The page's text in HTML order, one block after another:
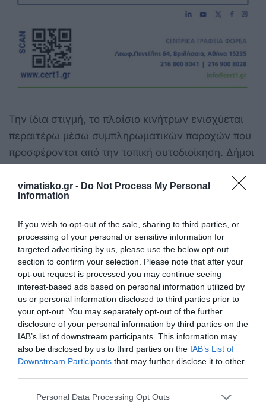
vimatisko.gr - Do Not Process My Personal
Information
If you wish to opt-out of the sale, sharing to third parties, or
processing of your personal or sensitive information for
targeted advertising by us, please use the below opt-out
section to confirm your selection. Please note that after your
opt-out request is processed you may continue seeing
interest-based ads based on personal information utilized by
us or personal information disclosed to third parties prior to
your opt-out. You may separately opt-out of the further
disclosure of your personal information by third parties on the
IAB’s list of downstream participants. This information may
also be disclosed by us to third parties on the IAB’s List of
Downstream Participants that may further disclose it to other
Personal Data Processing Opt Outs
Την ίδια στιγμή, το πλαίσιο κινήτρων ενισχύεται
περαιτέρω μέσω συμπληρωματικών παροχών που
προσφέρονται από την τοπική αυτοδιοίκηση. Δήμοι
διευκολύνσεις όπως στέγαση, σίτιση ή και
επιπλέον οικονομικά οφέλη, καθιστώντας ακόμα
πιο ελκυστική την επιλογή υπηρεσίας σε
νησιωτικές περιοχές.
Ενδεικτικά, στο Πολυδύναμο Ιατρείου Οινουσσών
προσφέρεται χρηματική αποζημίωση ύψους 200
ευρώ τον μήνα (ή 300 ευρώ εάν δεν
εξασφαλίζεται κατάλυμα), δωρεάν στέγαση σε
κατοικία με δύο υπνοδωμάτια, πλήρη οικοσκευή
και σύνδεση στο διαδίκτυο, καθημερινή σίτιση
(τρία γεύματα) στο οικοτροφείο του νησιού – πλην
της θερινής περιόδου – καθώς και πλήρη κάλυψη
των εξόδων για την καθημερινή μετακίνηση από